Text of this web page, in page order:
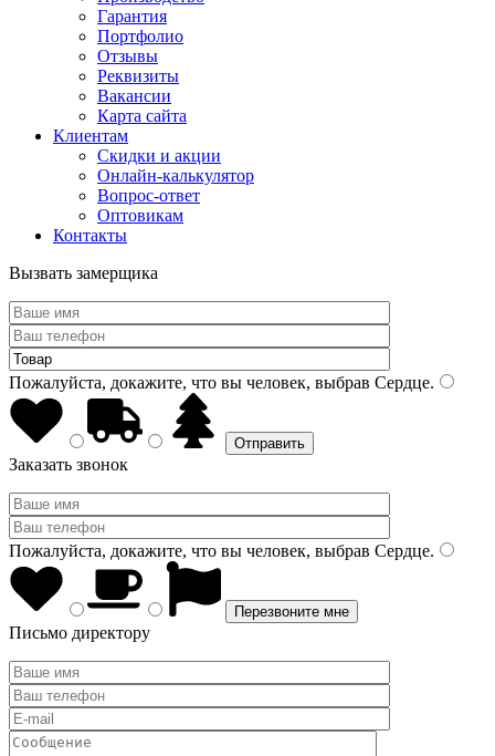
Гарантия
Портфолио
Отзывы
Реквизиты
Вакансии
Карта сайта
Клиентам
Скидки и акции
Онлайн-калькулятор
Вопрос-ответ
Оптовикам
Контакты
Вызвать замерщика
Пожалуйста, докажите, что вы человек, выбрав Сердце.
Заказать звонок
Пожалуйста, докажите, что вы человек, выбрав Сердце.
Письмо директору